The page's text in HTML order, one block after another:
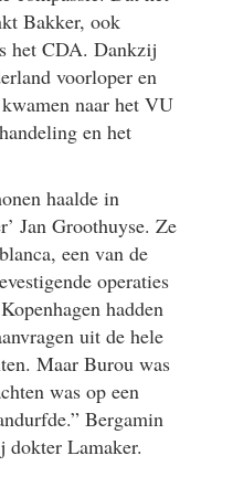
Bakker, ook
het CDA. Dankzij
voorloper en
naar het VU
en het
haalde in
Jan Groothuyse. Ze
een van de
operaties
hadden
uit de hele
Maar Burou was
was op een
Bergamin
dokter Lamaker.